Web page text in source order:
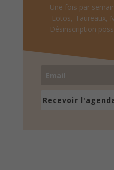
Une fois par
Lotos, Taureaux,
Désinscription
Recevoir